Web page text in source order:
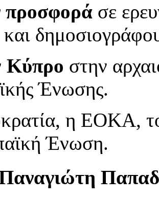
σε
και
Κύπρο στην
Ένωσης.
η ΕΟΚΑ,
Ένωση.